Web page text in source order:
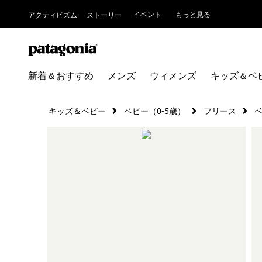
アクティビズム ストーリー イベント もっと見る
新着＆おすすめ メンズ ウィメンズ キッズ＆ベ
キッズ＆ベビー ベビー（0-5歳） フリース